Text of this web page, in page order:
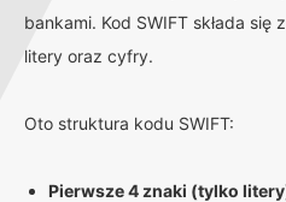
bankami. Kod SWIFT składa się
litery oraz cyfry.
Oto struktura kodu SWIFT:
Pierwsze 4 znaki (tylko